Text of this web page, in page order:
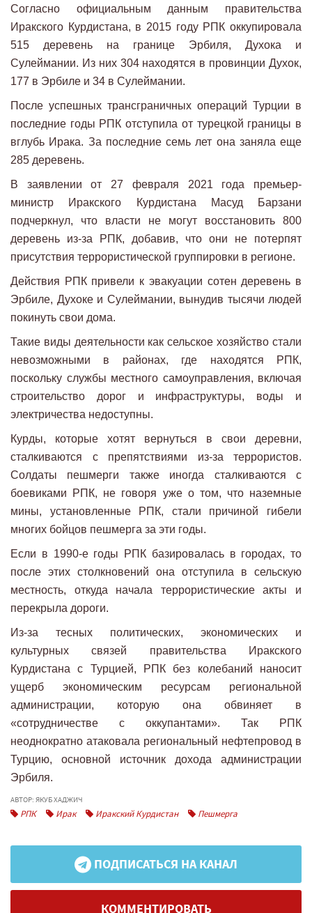
Согласно официальным данным правительства
Иракского Курдистана, в 2015 году РПК оккупировала
515 деревень на границе Эрбиля, Духока и
Сулеймании. Из них 304 находятся в провинции Духок,
177 в Эрбиле и 34 в Сулеймании.
После успешных трансграничных операций Турции в
последние годы РПК отступила от турецкой границы в
вглубь Ирака. За последние семь лет она заняла еще
285 деревень.
В заявлении от 27 февраля 2021 года премьер-
министр Иракского Курдистана Масуд Барзани
подчеркнул, что власти не могут восстановить 800
деревень из-за РПК, добавив, что они не потерпят
присутствия террористической группировки в регионе.
Действия РПК привели к эвакуации сотен деревень в
Эрбиле, Духоке и Сулеймании, вынудив тысячи людей
покинуть свои дома.
Такие виды деятельности как сельское хозяйство стали
невозможными в районах, где находятся РПК,
поскольку службы местного самоуправления, включая
строительство дорог и инфраструктуры, воды и
электричества недоступны.
Курды, которые хотят вернуться в свои деревни,
сталкиваются с препятствиями из-за террористов.
Солдаты пешмерги также иногда сталкиваются с
боевиками РПК, не говоря уже о том, что наземные
мины, установленные РПК, стали причиной гибели
многих бойцов пешмерга за эти годы.
Если в 1990-е годы РПК базировалась в городах, то
после этих столкновений она отступила в сельскую
местность, откуда начала террористические акты и
перекрыла дороги.
Из-за тесных политических, экономических и
культурных связей правительства Иракского
Курдистана с Турцией, РПК без колебаний наносит
ущерб экономическим ресурсам региональной
администрации, которую она обвиняет в
«сотрудничестве с оккупантами». Так РПК
неоднократно атаковала региональный нефтепровод в
Турцию, основной источник дохода администрации
Эрбиля.
АВТОР: ЯКУБ ХАДЖИЧ
РПК Ирак Иракский Курдистан Пешмерга
ПОДПИСАТЬСЯ НА КАНАЛ
КОММЕНТИРОВАТЬ